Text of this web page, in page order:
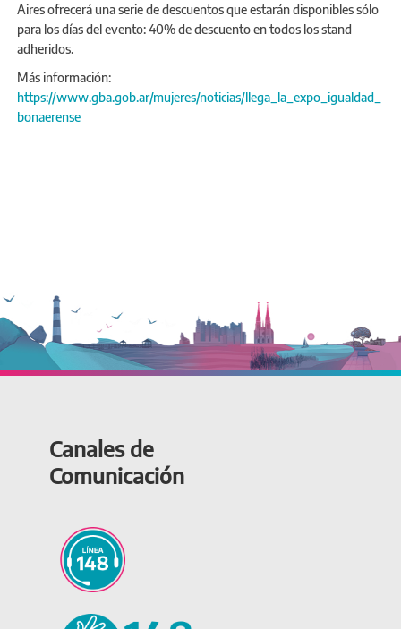
Aires ofrecerá una serie de descuentos que estarán disponibles sólo
para los días del evento: 40% de descuento en todos los stand
adheridos.
Más información:
https://www.gba.gob.ar/mujeres/noticias/llega_la_expo_igualdad_
bonaerense
Canales de
Comunicación